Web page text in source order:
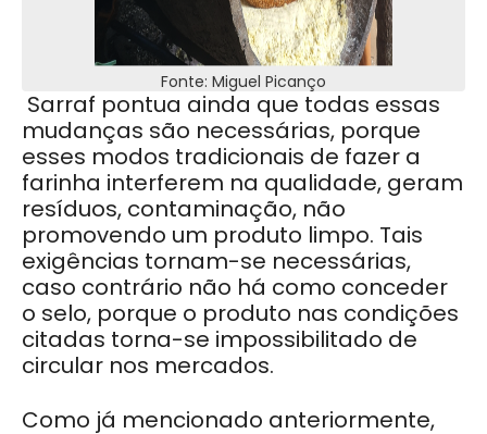
Fonte: Miguel Picanço
Sarraf pontua ainda que todas essas
mudanças são necessárias, porque
esses modos tradicionais de fazer a
farinha interferem na qualidade, geram
resíduos, contaminação, não
promovendo um produto limpo. Tais
exigências tornam-se necessárias,
caso contrário não há como conceder
o selo, porque o produto nas condições
citadas torna-se impossibilitado de
circular nos mercados.
Como já mencionado anteriormente,